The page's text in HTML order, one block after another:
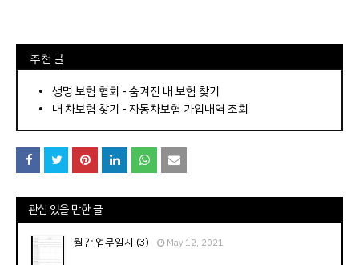
⠀추천 글
⠀­­­­­­­­؜؜؜؜­­­­­­­­؜؜؜؜• 생명 보험 협회 - 숨겨진 내 보험 찾기
내 차보험 찾기 - 자동차보험 가입내역 조회
관심 있을 만한 글
월간 업무일지 (3) May 12, 2021